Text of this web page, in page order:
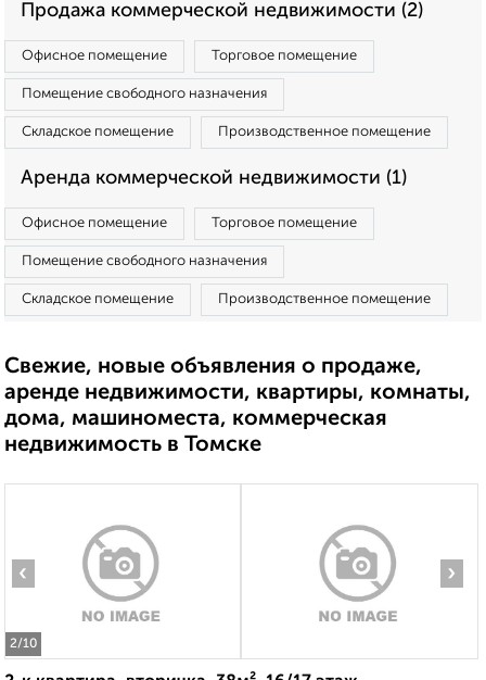
Продажа коммерческой недвижимости (2)
Офисное помещение Торговое помещение
Помещение свободного назначения
Складское помещение Производственное помещение
Аренда коммерческой недвижимости (1)
Офисное помещение Торговое помещение
Помещение свободного назначения
Складское помещение Производственное помещение
Свежие, новые объявления о продаже,
аренде недвижимости, квартиры, комнаты,
дома, машиноместа, коммерческая
недвижимость в Томске
2/10
‹ ›